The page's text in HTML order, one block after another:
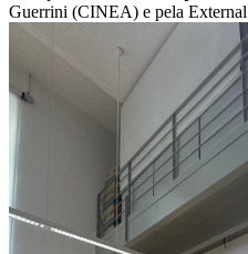
Guerrini (CINEA) e pela